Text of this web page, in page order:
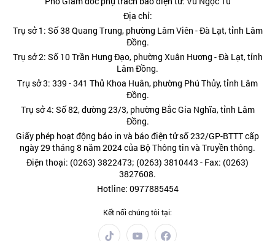
Địa chỉ:
Trụ sở 1: Số 38 Quang Trung, phường Lâm Viên - Đà Lạt, tỉnh Lâm
Đồng.
Trụ sở 2: Số 10 Trần Hưng Đạo, phường Xuân Hương - Đà Lạt, tỉnh
Lâm Đồng.
Trụ sở 3: 339 - 341 Thủ Khoa Huân, phường Phú Thủy, tỉnh Lâm
Đồng.
Trụ sở 4: Số 82, đường 23/3, phường Bắc Gia Nghĩa, tỉnh Lâm
Đồng.
Giấy phép hoạt động báo in và báo điện tử số 232/GP-BTTT cấp
ngày 29 tháng 8 năm 2024 của Bộ Thông tin và Truyền thông.
Điện thoại: (0263) 3822473; (0263) 3810443 - Fax: (0263)
3827608.
Hotline: 0977885454
Kết nối chúng tôi tại: